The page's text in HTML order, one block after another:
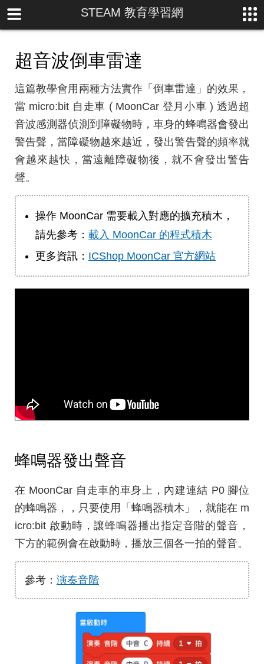
STEAM 教育學習網
超音波倒車雷達
這篇教學會用兩種方法實作「倒車雷達」的效果，
當 micro:bit 自走車 ( MoonCar 登月小車 ) 透過超
音波感測器偵測到障礙物時，車身的蜂鳴器會發出
警告聲，當障礙物越來越近，發出警告聲的頻率就
會越來越快，當遠離障礙物後，就不會發出警告
聲。
操作 MoonCar 需要載入對應的擴充積木，
請先參考： 載入 MoonCar 的程式積木
更多資訊： ICShop MoonCar 官方網站
蜂鳴器發出聲音
在 MoonCar 自走車的車身上，內建連結 P0 腳位
的蜂鳴器，，只要使用「蜂鳴器積木」，就能在 m
icro:bit 啟動時，讓蜂鳴器播出指定音階的聲音，
下方的範例會在啟動時，播放三個各一拍的聲音。
參考： 演奏音階